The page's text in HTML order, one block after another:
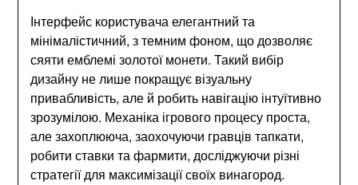
Інтерфейс користувача елегантний та
мінімалістичний, з темним фоном, що дозволяє
сяяти емблемі золотої монети. Такий вибір
дизайну не лише покращує візуальну
привабливість, але й робить навігацію інтуїтивно
зрозумілою. Механіка ігрового процесу проста,
але захоплююча, заохочуючи гравців тапкати,
робити ставки та фармити, досліджуючи різні
стратегії для максимізації своїх винагород.